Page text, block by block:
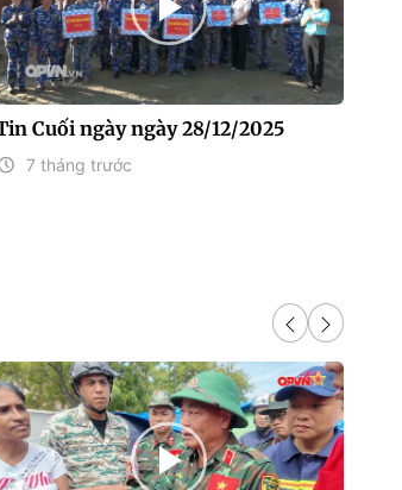
Cuối ngày ngày 28/12/2025
7 tháng trước